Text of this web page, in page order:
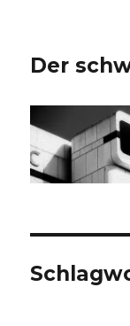
Der